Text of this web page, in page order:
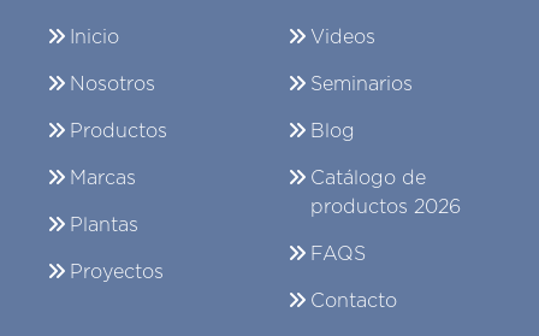
Inicio
Nosotros
Productos
Marcas
Plantas
Proyectos
Videos
Seminarios
Blog
Catálogo de
productos 2026
FAQS
Contacto